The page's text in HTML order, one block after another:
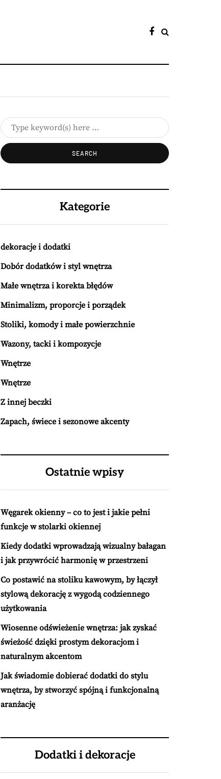
Kategorie
dekoracje i dodatki
Dobór dodatków i styl wnętrza
Małe wnętrza i korekta błędów
Minimalizm, proporcje i porządek
Stoliki, komody i małe powierzchnie
Wazony, tacki i kompozycje
Wnętrze
Wnętrze
Z innej beczki
Zapach, świece i sezonowe akcenty
Ostatnie wpisy
Węgarek okienny – co to jest i jakie pełni
funkcje w stolarki okiennej
Kiedy dodatki wprowadzają wizualny bałagan
i jak przywrócić harmonię w przestrzeni
Co postawić na stoliku kawowym, by łączył
stylową dekorację z wygodą codziennego
użytkowania
Wiosenne odświeżenie wnętrza: jak zyskać
świeżość dzięki prostym dekoracjom i
naturalnym akcentom
Jak świadomie dobierać dodatki do stylu
wnętrza, by stworzyć spójną i funkcjonalną
aranżację
Dodatki i dekoracje